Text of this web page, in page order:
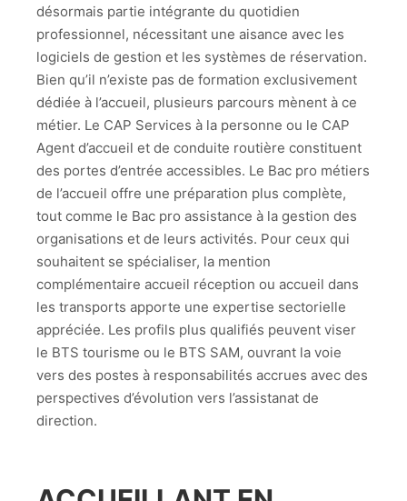
désormais partie intégrante du quotidien
professionnel, nécessitant une aisance avec les
logiciels de gestion et les systèmes de réservation.
Bien qu’il n’existe pas de formation exclusivement
dédiée à l’accueil, plusieurs parcours mènent à ce
métier. Le CAP Services à la personne ou le CAP
Agent d’accueil et de conduite routière constituent
des portes d’entrée accessibles. Le Bac pro métiers
de l’accueil offre une préparation plus complète,
tout comme le Bac pro assistance à la gestion des
organisations et de leurs activités. Pour ceux qui
souhaitent se spécialiser, la mention
complémentaire accueil réception ou accueil dans
les transports apporte une expertise sectorielle
appréciée. Les profils plus qualifiés peuvent viser
le BTS tourisme ou le BTS SAM, ouvrant la voie
vers des postes à responsabilités accrues avec des
perspectives d’évolution vers l’assistanat de
direction.